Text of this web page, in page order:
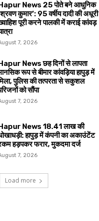
Hapur News 25 पोते बने आधुनिक
कुमार’: 95 वर्षीय दादी की अधूरी
पूरी करने पालकी में कराई कांवड़
7, 2026
Hapur News छह दिनों से लापता
रूप से बीमार कांवड़िया हापुड़ में
पुलिस की तत्परता से सकुशल
को सौंपा
7, 2026
News 18.41 लाख की
हापुड़ में कंपनी का अकाउंटेंट
हड़पकर फरार, मुकदमा दर्ज
7, 2026
Load more